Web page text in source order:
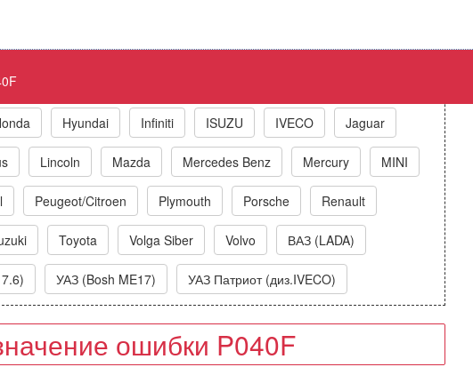
маркам автомобилей
Hyundai Infiniti ISUZU IVECO Jaguar
Lincoln Mazda Mercedes Benz Mercury MINI
Peugeot/Citroen Plymouth Porsche Renault
Toyota Volga Siber Volvo ВАЗ (LADA)
УАЗ (Bosh ME17) УАЗ Патриот (диз.IVECO)
ошибки P040F